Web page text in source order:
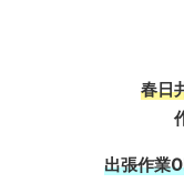
春日
出張作業